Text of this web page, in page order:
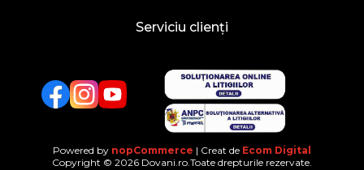
Serviciu clienți
FacebookTwitterYouTube
Powered by nopCommerce | Creat de Ecom Digital
Copyright © 2026 Dovani.ro.Toate drepturile rezervate.